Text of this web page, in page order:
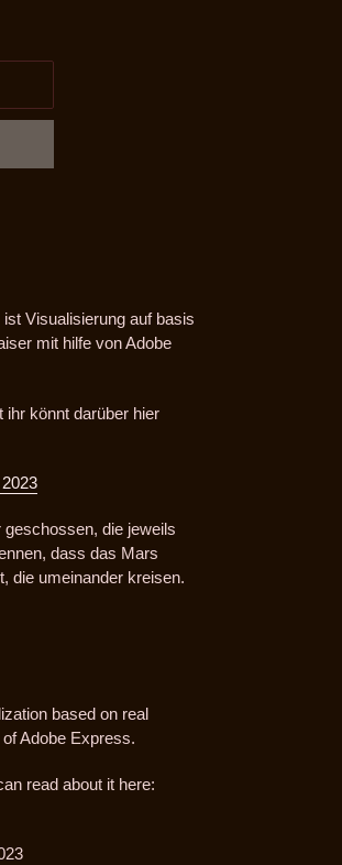
Visualisierung auf basis
mit hilfe von Adobe
ihr könnt darüber hier
die jeweils
dass das Mars
die umeinander kreisen.
based on real
Adobe Express.
read about it here: